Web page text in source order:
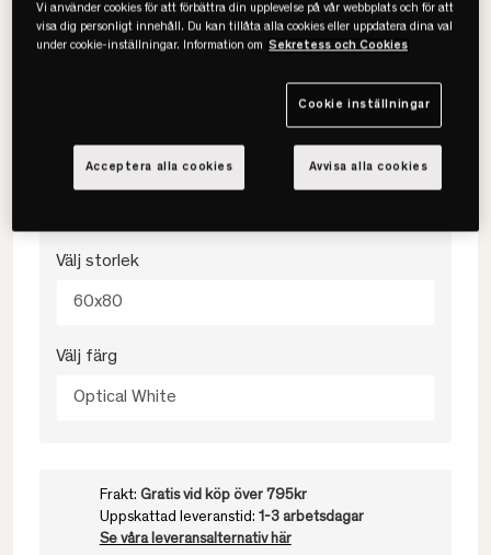
• 100% bomullsatin
Välj storlek
60x80
Välj färg
Optical White
Frakt: Gratis vid köp över 795kr
Uppskattad leveranstid: 1-3 arbetsdagar
Se våra leveransalternativ här
Vi använder cookies för att förbättra din upplevelse på vår webbplats och för att
visa dig personligt innehåll. Du kan tillåta alla cookies eller uppdatera dina val
under cookie-inställningar. Information om Sekretess och Cookies
Cookie inställningar
Avvisa alla cookies
Acceptera alla cookies